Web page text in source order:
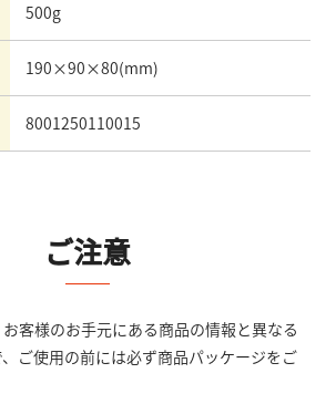
500g
190×90×80(mm)
8001250110015
ご注意
客様のお手元にある商品の情報と異なる
ご使用の前には必ず商品パッケージをご